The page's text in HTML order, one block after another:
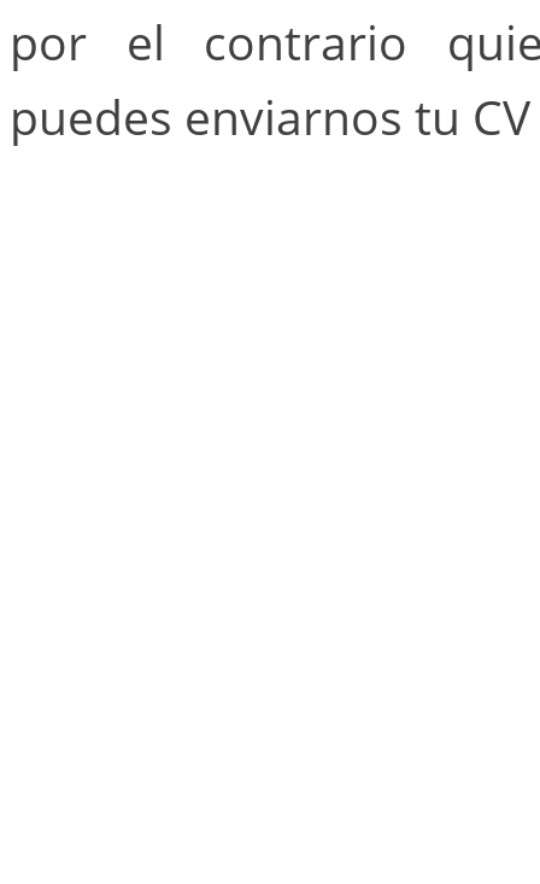
por el contrario
puedes enviarnos tu